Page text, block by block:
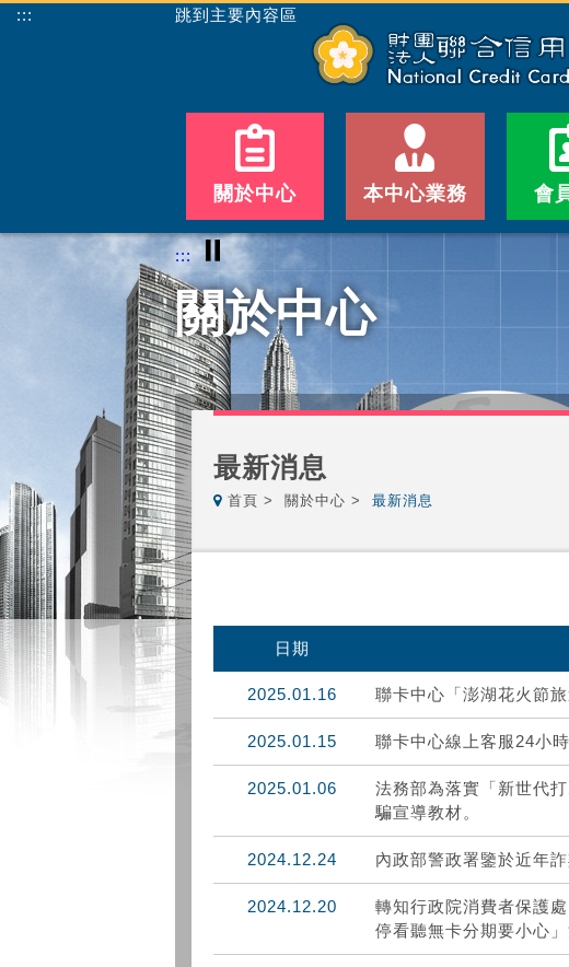
::: 跳到主要內容區
關於中心 本中心業務 會
::: ⏸
關於中心
最新消息
首頁 關於中心 最新消息
日期
2025.01.16 聯卡中心「澎湖花火節
2025.01.15 聯卡中心線上客服24小
2025.01.06
法務部為落實「新世代
騙宣導教材。
2024.12.24 內政部警政署鑒於近年
2024.12.20
轉知行政院消費者保護
停看聽無卡分期要小心